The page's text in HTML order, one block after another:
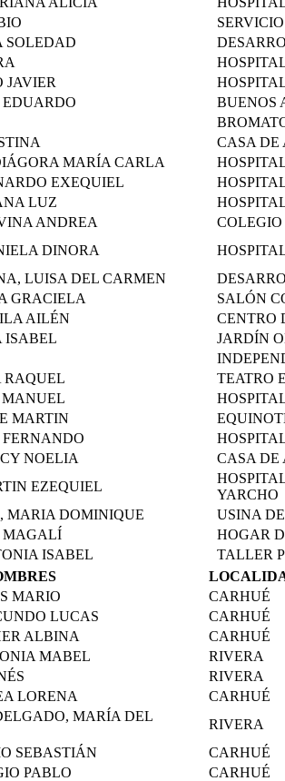
SOLEDAD
JAVIER
BUENOS
CASA DE
MARÍA CARLA
EXEQUIEL
LUZ
ANDREA
COLEGIO
DINORA
LUISA DEL CARMEN
GRACIELA
SALÓN
AILÉN
CENTRO
ISABEL
JARDÍN
RAQUEL
TEATRO
MARTIN
FERNANDO
NOELIA
CASA DE
EZEQUIEL
YARCHO
MARIA DOMINIQUE
USINA
MAGALÍ
HOGAR
ISABEL
TALLER
MARIO
CARHUÉ
LUCAS
CARHUÉ
ALBINA
CARHUÉ
MABEL
RIVERA
RIVERA
LORENA
CARHUÉ
MARÍA DEL
RIVERA
SEBASTIÁN
CARHUÉ
PABLO
CARHUÉ